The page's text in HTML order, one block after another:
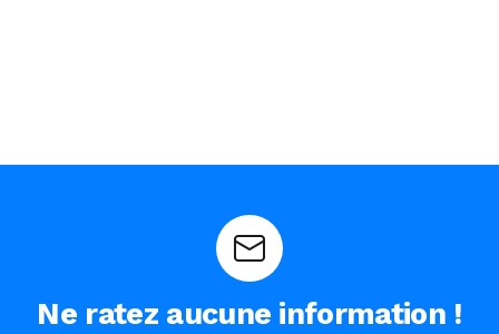
Ne ratez aucune information !